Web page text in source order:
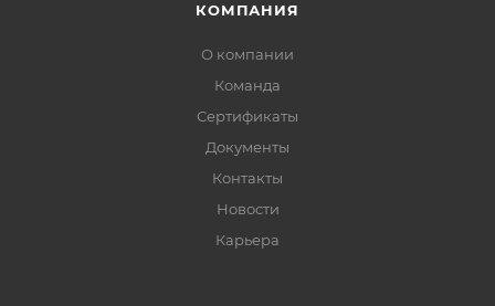
КОМПАНИЯ
О компании
Команда
Сертификаты
Документы
Контакты
Новости
Карьера